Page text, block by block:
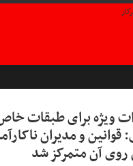
ویژه برای طبقات
قوانین و مدیران
آن متمرکز شد